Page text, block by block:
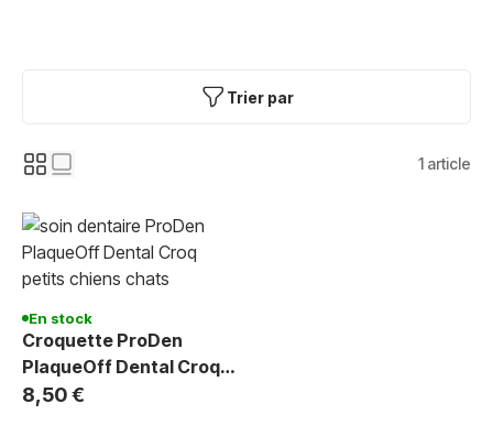
Trier par
1 article
En stock
Croquette ProDen
PlaqueOff Dental Croq
petits chiens et chats
8,50 €